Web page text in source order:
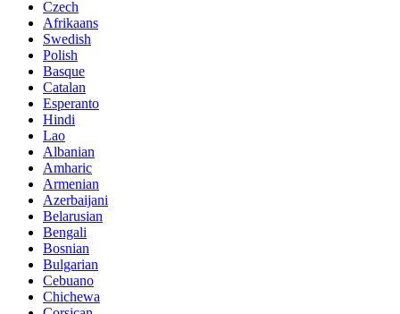
Czech
Afrikaans
Swedish
Polish
Basque
Catalan
Esperanto
Hindi
Lao
Albanian
Amharic
Armenian
Azerbaijani
Belarusian
Bengali
Bosnian
Bulgarian
Cebuano
Chichewa